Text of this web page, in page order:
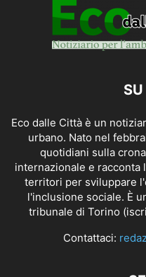
Eco dalle Città è un
urbano. Nato nel
quotidiani sulla
internazionale e racconta
territori per sviluppare
l'inclusione sociale. È
tribunale di Torino
Contattaci: